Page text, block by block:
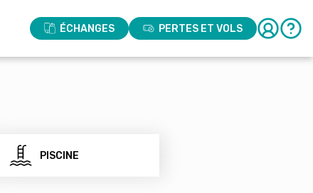
ÉCHANGES PERTES ET VOLS
PISCINE